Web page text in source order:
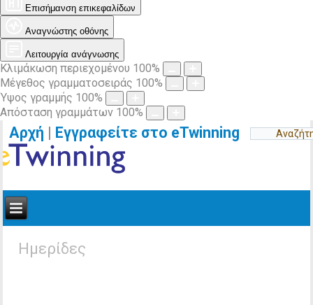
Επισήμανση επικεφαλίδων
Αναγνώστης οθόνης
Λειτουργία ανάγνωσης
Κλιμάκωση περιεχομένου 100%
Μέγεθος γραμματοσειράς 100%
Ύψος γραμμής 100%
Απόσταση γραμμάτων 100%
Αρχή | Εγγραφείτε στο eTwinning
Ημερίδες